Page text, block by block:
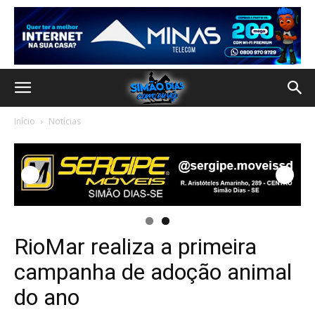
Início Notícias
RioMar realiza a primeira
campanha de adoção animal
do ano